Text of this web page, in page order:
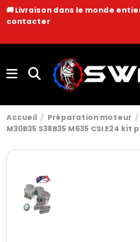
🚚 Livraison dans le monde
contacter
Accueil Préparation moteur
M30B35 S38B35 M635 CSI E24